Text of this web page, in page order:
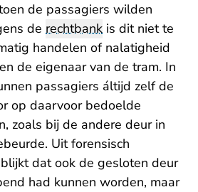
de passagiers wilden
de rechtbank is dit niet te
handelen of nalatigheid
de eigenaar van de tram. In
passagiers áltijd zelf de
op daarvoor bedoelde
zoals bij de andere deur in
Uit forensisch
dat ook de gesloten deur
had kunnen worden, maar